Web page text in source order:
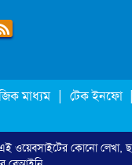
৯ দশমিক ১৬ শতাংশ
৩ বছরের নিষেধাজ্ঞা,
রাজস্ব আদায়ের
মাধ্যম | টেক ইনফো
ওয়েবসাইটের কোনো লেখা,